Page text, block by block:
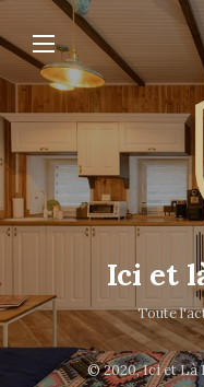
Ici et
Toute
© 2020, Ici et